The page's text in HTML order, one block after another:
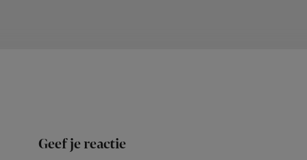
Geef je reactie